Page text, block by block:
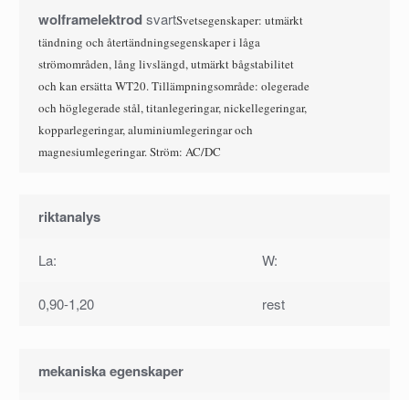
wolframelektrodsvartSvetsegenskaper: utmärkt
tändning och återtändningsegenskaper i låga
strömområden, lång livslängd, utmärkt bågstabilitet
och kan ersätta WT20. Tillämpningsområde: olegerade
och höglegerade stål, titanlegeringar, nickellegeringar,
kopparlegeringar, aluminiumlegeringar och
magnesiumlegeringar. Ström: AC/DC
riktanalys
La: W:
0,90-1,20 rest
mekaniska egenskaper